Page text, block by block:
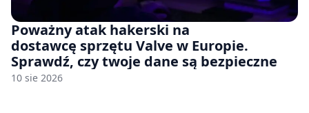
Poważny atak hakerski na
dostawcę sprzętu Valve w Europie.
Sprawdź, czy twoje dane są bezpieczne
10 sie 2026